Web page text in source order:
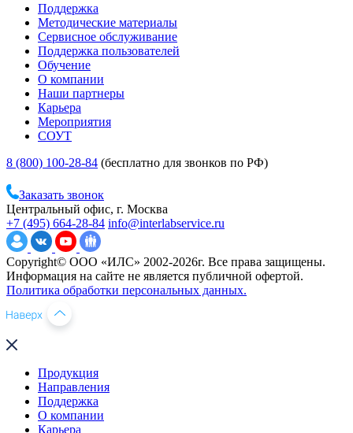
Поддержка
Методические материалы
Сервисное обслуживание
Поддержка пользователей
Обучение
О компании
Наши партнеры
Карьера
Мероприятия
СОУТ
8 (800) 100-28-84 (бесплатно для звонков по РФ)
Заказать звонок
Центральный офис, г. Москва
+7 (495) 664-28-84 info@interlabservice.ru
Copyright© ООО «ИЛС» 2002-2026г. Все права защищены.
Информация на сайте не является публичной офертой.
Политика обработки персональных данных.
Продукция
Направления
Поддержка
О компании
Карьера